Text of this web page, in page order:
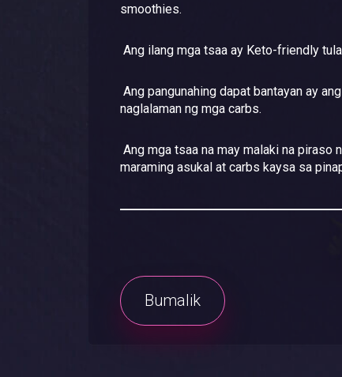
smoothies.
Ang ilang mga tsaa ay Keto-friendly
Ang pangunahing dapat bantayan ay
naglalaman ng mga carbs.
Ang mga tsaa na may malaki na piraso
maraming asukal at carbs kaysa sa
Bumalik